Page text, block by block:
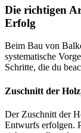
Die richtigen
Erfolg
Beim Bau von
systematische
Schritte, die du
Zuschnitt der
Der Zuschnitt der
Entwurfs erfolgen.